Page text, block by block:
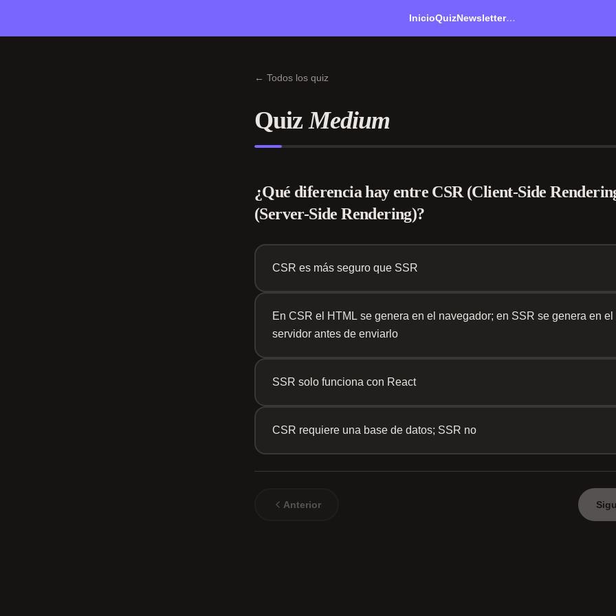
InicioQuizNewsletter…
← Todos los quiz
Quiz Medium
¿Qué diferencia hay entre CSR (Client-Side
(Server-Side Rendering)?
CSR es más seguro que SSR
En CSR el HTML se genera en el navegador; en SSR se genera en el
servidor antes de enviarlo
SSR solo funciona con React
CSR requiere una base de datos; SSR no
Anterior